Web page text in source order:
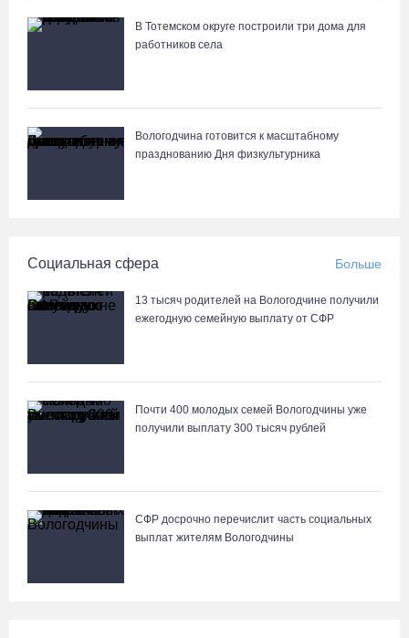
07.08.26 / 11:22
На Вологодчине готовность котельных к отопительному сезону
превысила 65%
07.08.26 / 11:19
Более 6 тысяч программ для детей представили кружки и
секции на Вологодчине
07.08.26 / 10:36
В Устюжне масштабно отметят 774-летие города фестивалем
кузнечного мастерства
07.08.26 / 10:24
В Тотемском округе построили три дома для
работников села
Вологодчина готовится к масштабному
празднованию Дня физкультурника
Социальная сфера Больше
13 тысяч родителей на Вологодчине получили
ежегодную семейную выплату от СФР
Почти 400 молодых семей Вологодчины уже
получили выплату 300 тысяч рублей
СФР досрочно перечислит часть социальных
выплат жителям Вологодчины